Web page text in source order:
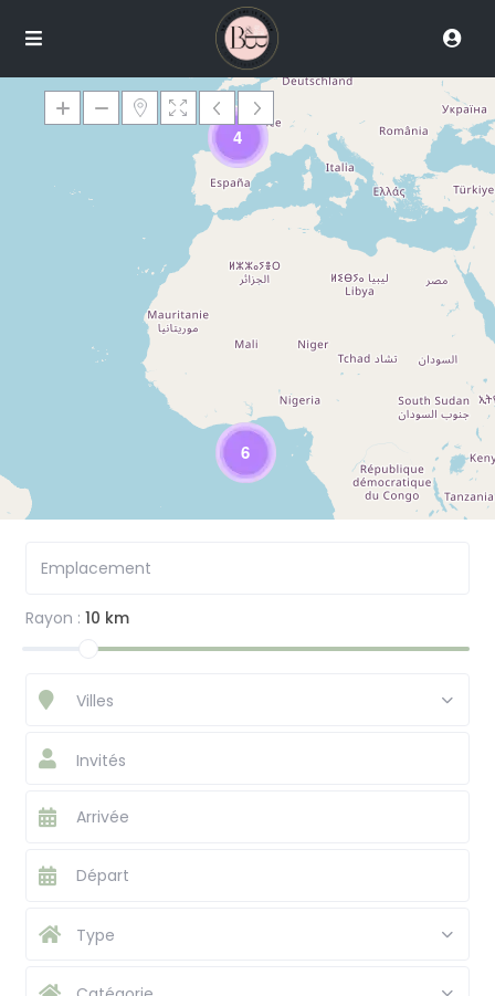
Chargement des cartes
4
6
Rayon : 10 km
Villes
Invités
Type